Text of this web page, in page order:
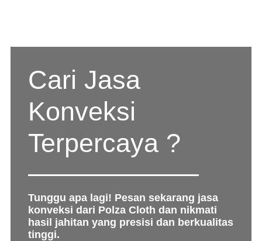
Cari Jasa
Konveksi
Terpercaya ?
Tunggu apa lagi! Pesan sekarang jasa
konveksi dari Polza Cloth dan nikmati
hasil jahitan yang presisi dan berkualitas
tinggi.